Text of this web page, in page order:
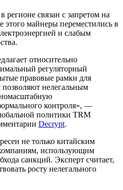
регионе связан с запретом на
майнеры переместились в
и слабым
относительно
регуляторный
правовые рамки для
нелегальным
контроля», —
политики TRM
Decrypt.
не только китайским
использующим
санкций. Эксперт считает,
росту нелегального